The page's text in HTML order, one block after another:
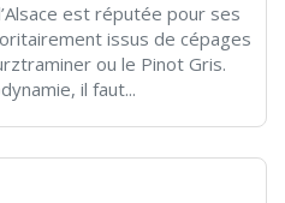
est réputée pour ses
issus de cépages
ou le Pinot Gris.
il faut...